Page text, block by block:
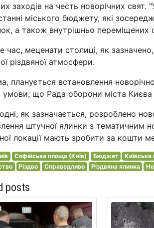
заходів на честь новорічних свят.
міського бюджету, які
а також внутрішньо переміщених
час, меценати столиці, як
різдвяної атмосфери.
планується встановлення
що Рада оборони міста Києва
як зазначається, розроблено
штучної ялинки з тематичним
локації мають зробити за кошти
Софійська площа (Київ) Бюджет Київська
Різдво Справедливо Різдвяна ялинка
posts